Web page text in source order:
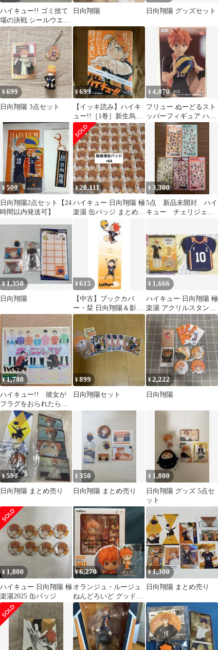
ハイキュー!! ゴミ捨て
場の決戦 シールウエハ
ース まとめ売り
日向翔陽 日向翔陽 グッズセット
¥699
日向翔陽 3点セット
¥699
【イッキ読み】ハイキ
ュー!!［1巻］新生烏野
排球部誕生 集英社ジャ
ンプリミックス
¥4,070
フリュー ぬーどるスト
ッパーフィギュア ハイ
キュー!! 日向翔陽
¥500
日向翔陽2点セット【24
時間以内発送可】
¥20,111
ハイキュー 日向翔陽 極
楽湯 缶バッジ まとめ売
¥3,300
5点 新品未開封 ハイ
キュー チェリジェム
¥1,350
日向翔陽
¥615
【中古】ブックカバ
ー・栞 日向翔陽＆影山
飛雄 しおり 「ハイキュ
ー!! ファイナルガイド
ブック 排球極!」 封入
特典
¥ 1,666
ハイキュー 日向翔陽 極
楽湯 アクリルスタンド
お風呂ver. コインケー
ス
¥1,780
ハイキュー!! 彼女が
フラグをおられたら
ご注文はうさぎです
か？ デートアライブ
¥899
日向翔陽セット
¥2,222
日向翔陽
¥590
日向翔陽 まとめ売り
¥350
日向翔陽 まとめ売り
¥ 1,800
日向翔陽 グッズ 5点セ
ット
¥ 1,800
ハイキュー 日向翔陽 極
楽湯2025 缶バッジ
¥6,270
オランジュ・ルージュ
ねんどろいど グッドス
マイルカンパニー 日向
翔陽 新生烏野ver GSC
特典ラバーストラップ
付き 1411
¥1,300
日向翔陽 まとめ売り